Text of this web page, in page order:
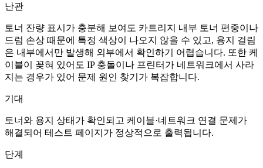
난관
토너 잔량 표시가 충분해 보여도 카트리지 내부 토너 편중이나
드럼 손상 때문에 특정 색상이 나오지 않을 수 있고, 용지 걸림
은 내부에서만 발생해 외부에서 확인하기 어렵습니다. 또한 케
이블이 꽂혀 있어도 IP 충돌이나 프린터가 네트워크에서 사라
지는 경우가 있어 문제 원인 찾기가 복잡합니다.
기대
토너와 용지 상태가 확인되고 케이블·네트워크 연결 문제가
해결되어 테스트 페이지가 정상적으로 출력됩니다.
단계